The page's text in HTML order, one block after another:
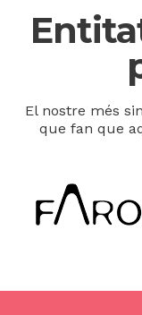
El nostre més
que fan que